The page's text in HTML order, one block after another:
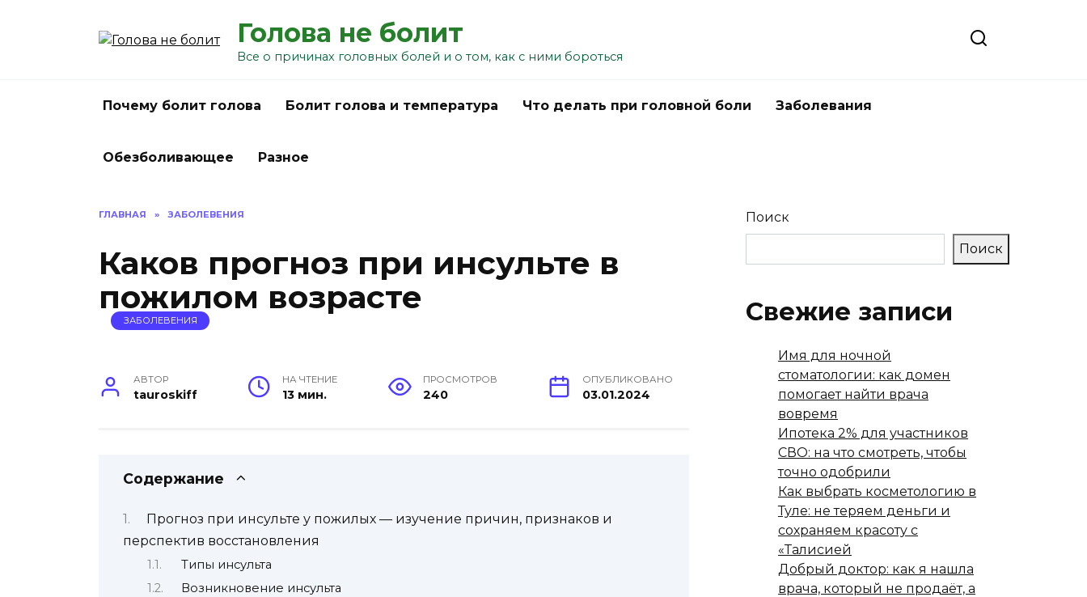
Голова не болит
Все о причинах головных болей и о том, как с ними бороться
Почему болит голова Болит голова и температура Что делать при головной боли Заболевания
Обезболивающее Разное
ГЛАВНАЯ » ЗАБОЛЕВЕНИЯ
Каков прогноз при инсульте в
пожилом возрасте
ЗАБОЛЕВЕНИЯ
АВТОР
tauroskiff
НА ЧТЕНИЕ
13 мин.
ПРОСМОТРОВ
240
ОПУБЛИКОВАНО
03.01.2024
Содержание
Прогноз при инсульте у пожилых — изучение причин, признаков и
перспектив восстановления
Типы инсульта
Возникновение инсульта
Поиск
Поиск
Свежие записи
Имя для ночной
стоматологии: как домен
помогает найти врача
вовремя
Ипотека 2% для участников
СВО: на что смотреть, чтобы
точно одобрили
Как выбрать косметологию в
Туле: не теряем деньги и
сохраняем красоту с
«Талисией
Добрый доктор: как я нашла
врача, который не продаёт, а